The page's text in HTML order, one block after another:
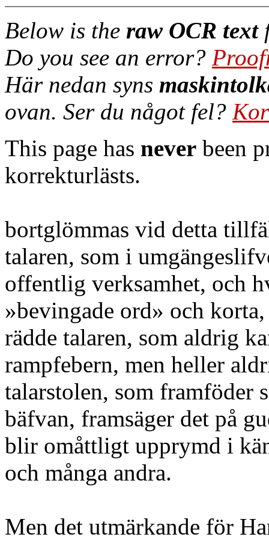
Below is the raw OCR text
Do you see an error?
Här nedan syns
ovan. Ser du något fel?
This page has never been
korrekturlästs.
bortglömmas vid detta
talaren, som i
offentlig verksamhet, och
»bevingade ord» och
rädde talaren, som aldrig
rampfebern, men heller
talarstolen, som framföder
bäfvan, framsäger det på
blir omåttligt upprymd i
och många andra.
Men det utmärkande för